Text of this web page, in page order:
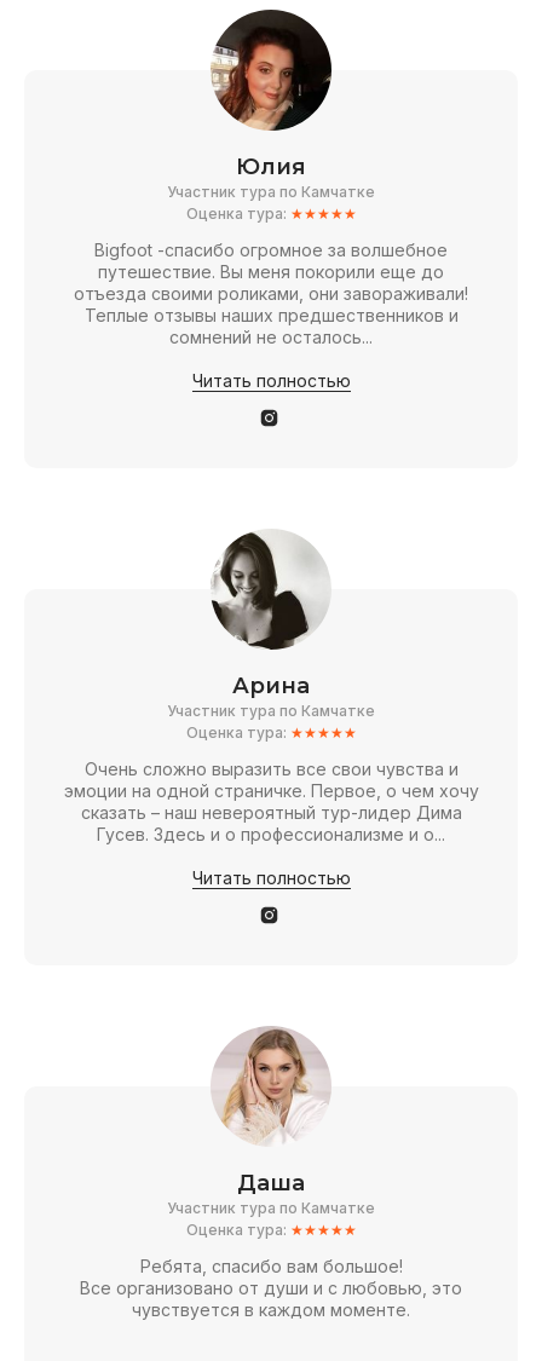
Юлия
Участник тура по Камчатке
Оценка тура: ★★★★★
Bigfoot -спасибо огромное за волшебное
путешествие. Вы меня покорили еще до
отъезда своими роликами, они завораживали!
Теплые отзывы наших предшественников и
сомнений не осталось...
Читать полностью
Арина
Участник тура по Камчатке
Оценка тура: ★★★★★
Очень сложно выразить все свои чувства и
эмоции на одной страничке. Первое, о чем хочу
сказать – наш невероятный тур-лидер Дима
Гусев. Здесь и о профессионализме и о...
Читать полностью
Даша
Участник тура по Камчатке
Оценка тура: ★★★★★
Ребята, спасибо вам большое!
Все организовано от души и с любовью, это
чувствуется в каждом моменте.